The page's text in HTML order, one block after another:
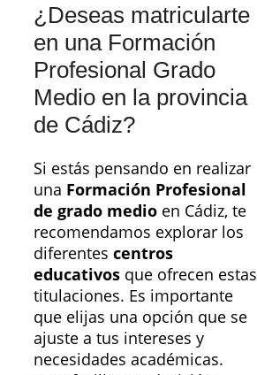
¿Deseas matricularte
en una Formación
Profesional Grado
Medio en la provincia
de Cádiz?
Si estás pensando en realizar
una Formación Profesional
de grado medio en Cádiz, te
recomendamos explorar los
diferentes centros
educativos que ofrecen estas
titulaciones. Es importante
que elijas una opción que se
ajuste a tus intereses y
necesidades académicas.